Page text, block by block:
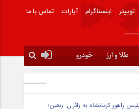
توییتر اینستاگرام آپارات تماس با ما
طلا و ارز خودرو
راهور کرمانشاه به زائران اربعین؛